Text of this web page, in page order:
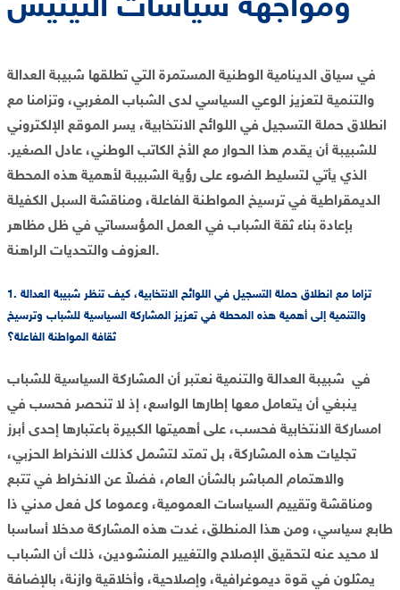
ومواجهة سياسات التيئيس
في سياق الدينامية الوطنية المستمرة التي تطلقها شبيبة العدالة
والتنمية لتعزيز الوعي السياسي لدى الشباب المغربي، وتزامنا مع
انطلاق حملة التسجيل في اللوائح الانتخابية، يسر الموقع الإلكتروني
للشبيبة أن يقدم هذا الحوار مع الأخ الكاتب الوطني، عادل الصغير.
الذي يأتي لتسليط الضوء على رؤية الشبيبة لأهمية هذه المحطة
الديمقراطية في ترسيخ المواطنة الفاعلة، ومناقشة السبل الكفيلة
بإعادة بناء ثقة الشباب في العمل المؤسساتي في ظل مظاهر
العزوف والتحديات الراهنة.
1. تزاما مع انطلاق حملة التسجيل في اللوائح الانتخابية، كيف تنظر شبيبة العدالة
والتنمية إلى أهمية هذه المحطة في تعزيز المشاركة السياسية للشباب وترسيخ
ثقافة المواطنة الفاعلة؟
في شبيبة العدالة والتنمية نعتبر أن المشاركة السياسية للشباب
ينبغي أن يتعامل معها إطارها الواسع، إذ لا تنحصر فحسب في
امساركة الانتخابية فحسب، على أهميتها الكبيرة باعتبارها إحدى أبرز
تجليات هذه المشاركة، بل تمتد لتشمل كذلك الانخراط الحزبي،
والاهتمام المباشر بالشأن العام، فضلاً عن الانخراط في تتبع
ومناقشة وتقييم السياسات العمومية، وعموما كل فعل مدني ذا
طابع سياسي، ومن هذا المنطلق، غدت هذه المشاركة مدخلا أساسبا
لا محيد عنه لتحقيق الإصلاح والتغيير المنشودين، ذلك أن الشباب
يمثلون في قوة ديموغرافية، وإصلاحية، وأخلاقية وازنة، بالإضافة